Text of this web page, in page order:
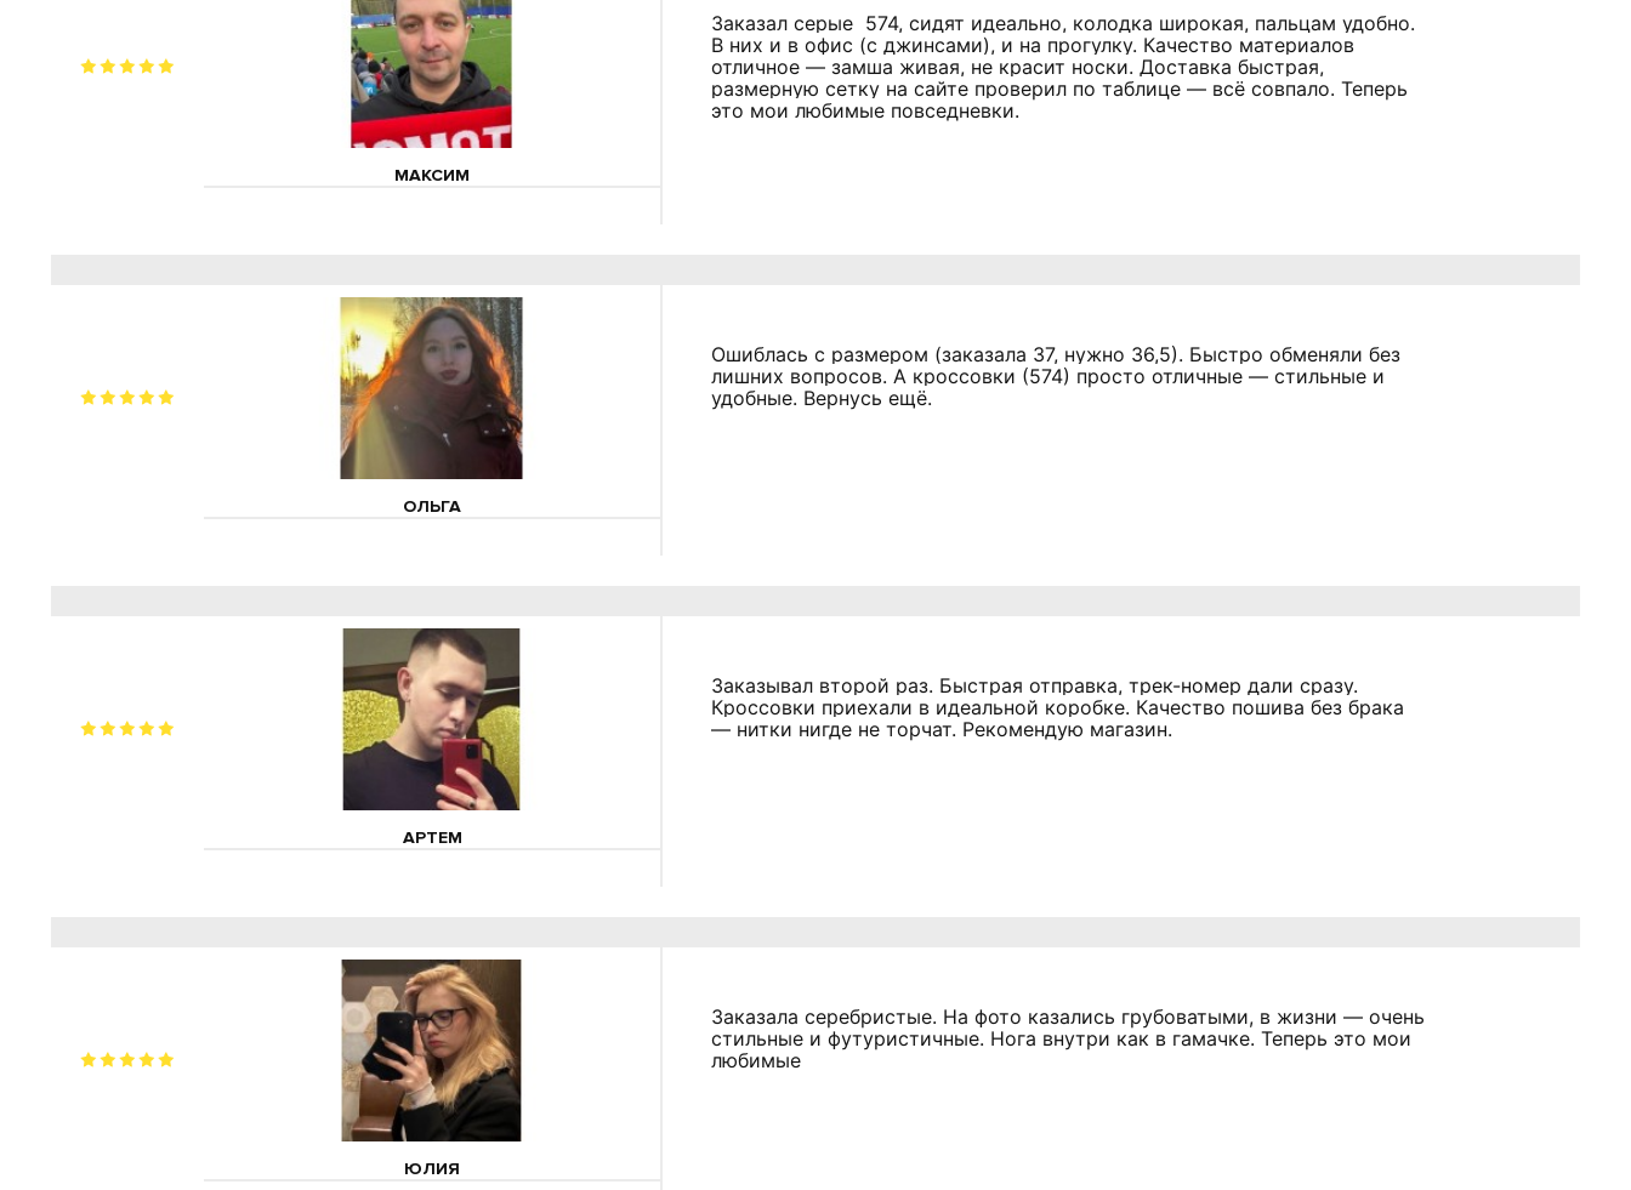
МАКСИМ
Заказал серые 574, сидят идеально, колодка широкая, пальцам удобно.
В них и в офис (с джинсами), и на прогулку. Качество материалов
отличное — замша живая, не красит носки. Доставка быстрая,
размерную сетку на сайте проверил по таблице — всё совпало. Теперь
это мои любимые повседневки.
ОЛЬГА
Ошиблась с размером (заказала 37, нужно 36,5). Быстро обменяли без
лишних вопросов. А кроссовки (574) просто отличные — стильные и
удобные. Вернусь ещё.
АРТЕМ
Заказывал второй раз. Быстрая отправка, трек-номер дали сразу.
Кроссовки приехали в идеальной коробке. Качество пошива без брака
— нитки нигде не торчат. Рекомендую магазин.
ЮЛИЯ
Заказала серебристые. На фото казались грубоватыми, в жизни — очень
стильные и футуристичные. Нога внутри как в гамачке. Теперь это мои
любимые